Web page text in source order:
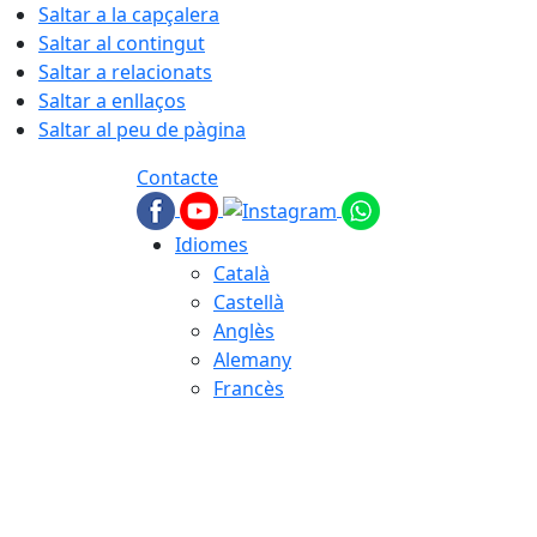
Saltar a la capçalera
Saltar al contingut
Saltar a relacionats
Saltar a enllaços
Saltar al peu de pàgina
Contacte
Idiomes
Català
Castellà
Anglès
Alemany
Francès